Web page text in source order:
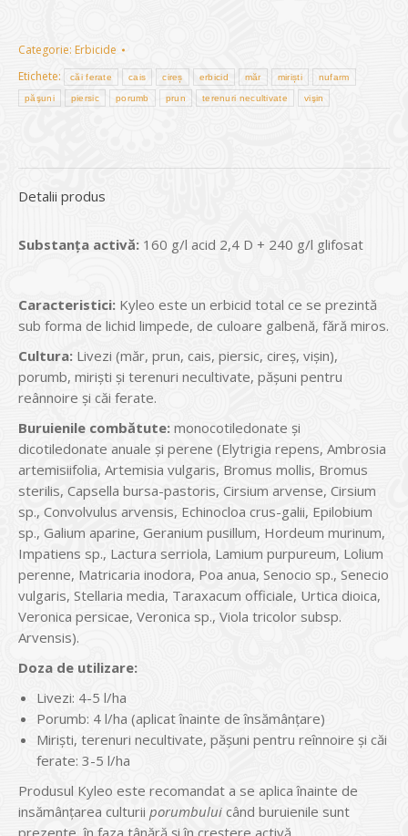
Categorie: Erbicide
Etichete:
căi ferate cais cireș erbicid măr miriști nufarm
păşuni piersic porumb prun terenuri necultivate vişin
Detalii produs
Substanţa activă: 160 g/l acid 2,4 D + 240 g/l glifosat
Caracteristici: Kyleo este un erbicid total ce se prezintă
sub forma de lichid limpede, de culoare galbenă, fără miros.
Cultura: Livezi (măr, prun, cais, piersic, cireș, vişin),
porumb, miriști și terenuri necultivate, pășuni pentru
reânnoire și căi ferate.
Buruienile combătute: monocotiledonate și
dicotiledonate anuale și perene (Elytrigia repens, Ambrosia
artemisiifolia, Artemisia vulgaris, Bromus mollis, Bromus
sterilis, Capsella bursa-pastoris, Cirsium arvense, Cirsium
sp., Convolvulus arvensis, Echinocloa crus-galii, Epilobium
sp., Galium aparine, Geranium pusillum, Hordeum murinum,
Impatiens sp., Lactura serriola, Lamium purpureum, Lolium
perenne, Matricaria inodora, Poa anua, Senocio sp., Senecio
vulgaris, Stellaria media, Taraxacum officiale, Urtica dioica,
Veronica persicae, Veronica sp., Viola tricolor subsp.
Arvensis).
Doza de utilizare:
Livezi: 4-5 l/ha
Porumb: 4 l/ha (aplicat înainte de însămânțare)
Miriști, terenuri necultivate, pășuni pentru reînnoire și căi
ferate: 3-5 l/ha
Produsul Kyleo este recomandat a se aplica înainte de
insămânțarea culturii porumbului când buruienile sunt